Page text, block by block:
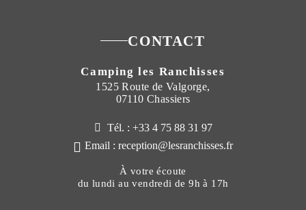
CONTACT
Camping les Ranchisses
1525 Route de Valgorge,
07110 Chassiers
Tél. : +33 4 75 88 31 97
Email : reception@lesranchisses.fr
À votre écoute
du lundi au vendredi de 9h à 17h